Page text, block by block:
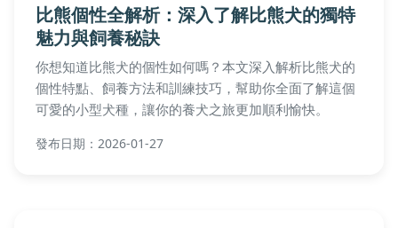
比熊個性全解析：深入了解比熊犬的獨特
魅力與飼養秘訣
你想知道比熊犬的個性如何嗎？本文深入解析比熊犬的
個性特點、飼養方法和訓練技巧，幫助你全面了解這個
可愛的小型犬種，讓你的養犬之旅更加順利愉快。
發布日期：2026-01-27